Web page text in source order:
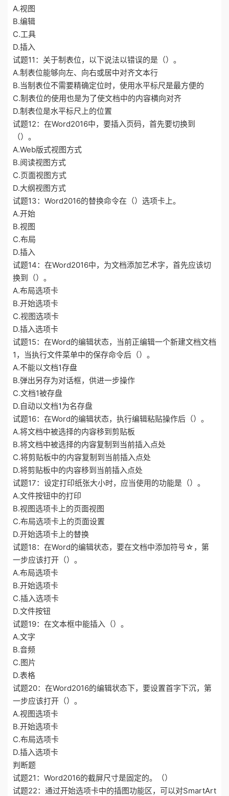
A.视图
B.编辑
C.工具
D.插入
试题11：关于制表位，以下说法以错误的是（）。
A.制表位能够向左、向右或居中对齐文本行
B.当制表位不需要精确定位时，使用水平标尺是最方便的
C.制表位的使用也是为了使文档中的内容横向对齐
D.制表位是水平标尺上的位置
试题12：在Word2016中，要插入页码，首先要切换到
（）。
A.Web版式视图方式
B.阅读视图方式
C.页面视图方式
D.大纲视图方式
试题13：Word2016的替换命令在（）选项卡上。
A.开始
B.视图
C.布局
D.插入
试题14：在Word2016中，为文档添加艺术字，首先应该切
换到（）。
A.布局选项卡
B.开始选项卡
C.视图选项卡
D.插入选项卡
试题15：在Word的编辑状态，当前正编辑一个新建文档文档
1，当执行文件菜单中的保存命令后（）。
A.不能以文档1存盘
B.弹出另存为对话框，供进一步操作
C.文档1被存盘
D.自动以文档1为名存盘
试题16：在Word的编辑状态，执行编辑粘贴操作后（）。
A.将文档中被选择的内容移到剪贴板
B.将文档中被选择的内容复制到当前插入点处
C.将剪贴板中的内容复制到当前插入点处
D.将剪贴板中的内容移到当前插入点处
试题17：设定打印纸张大小时，应当使用的功能是（）。
A.文件按钮中的打印
B.视图选项卡上的页面视图
C.布局选项卡上的页面设置
D.开始选项卡上的替换
试题18：在Word的编辑状态，要在文档中添加符号☆，第
一步应该打开（）。
A.布局选项卡
B.开始选项卡
C.插入选项卡
D.文件按钮
试题19：在文本框中能插入（）。
A.文字
B.音频
C.图片
D.表格
试题20：在Word2016的编辑状态下，要设置首字下沉，第
一步应该打开（）。
A.视图选项卡
B.开始选项卡
C.布局选项卡
D.插入选项卡
判断题
试题21：Word2016的截屏尺寸是固定的。（）
试题22：通过开始选项卡中的插图功能区，可以对SmartArt